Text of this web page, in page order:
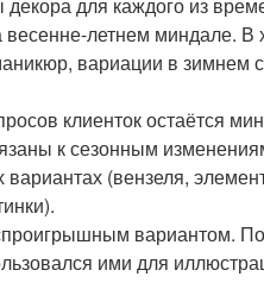
летнем миндале. В
вариации в зимнем
клиенток остаётся
к сезонным
(вензеля,
вариантом.
ими для